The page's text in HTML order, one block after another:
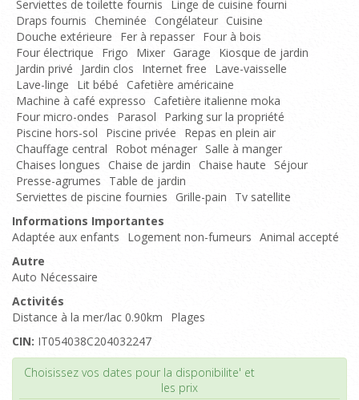
Serviettes de toilette fournis
Linge de cuisine fourni
Draps fournis Cheminée Congélateur Cuisine
Douche extérieure
Fer à repasser Four à bois
Four électrique
Frigo Mixer Garage
Kiosque de jardin
Jardin privé
Jardin clos Internet free
Lave-vaisselle
Lave-linge
Lit bébé
Cafetière américaine
Machine à café expresso
Cafetière italienne moka
Four micro-ondes
Parasol
Parking sur la propriété
Piscine hors-sol
Piscine privée
Repas en plein air
Chauffage central
Robot ménager Salle à manger
Chaises longues Chaise de jardin Chaise haute Séjour
Presse-agrumes
Table de jardin
Serviettes de piscine fournies
Grille-pain
Tv satellite
Informations Importantes
Adaptée aux enfants
Logement non-fumeurs Animal accepté
Autre
Auto Nécessaire
Activités
Distance à la mer/lac 0.90km
Plages
CIN: IT054038C204032247
Choisissez vos dates pour la disponibilite' et
les prix